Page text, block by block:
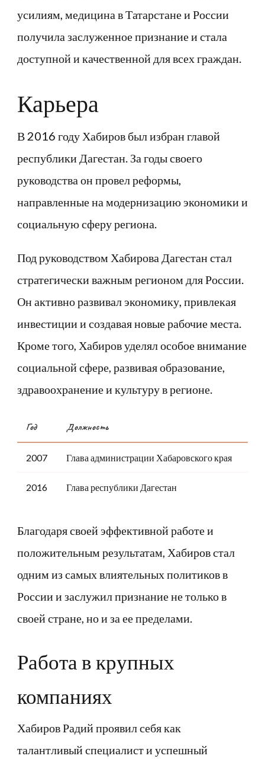
усилиям, медицина в Татарстане и России
получила заслуженное признание и стала
доступной и качественной для всех граждан.
Карьера
В 2016 году Хабиров был избран главой
республики Дагестан. За годы своего
руководства он провел реформы,
направленные на модернизацию экономики и
социальную сферу региона.
Под руководством Хабирова Дагестан стал
стратегически важным регионом для России.
Он активно развивал экономику, привлекая
инвестиции и создавая новые рабочие места.
Кроме того, Хабиров уделял особое внимание
социальной сфере, развивая образование,
здравоохранение и культуру в регионе.
Год Должность
2007 Глава администрации Хабаровского края
2016 Глава республики Дагестан
Благодаря своей эффективной работе и
положительным результатам, Хабиров стал
одним из самых влиятельных политиков в
России и заслужил признание не только в
своей стране, но и за ее пределами.
Работа в крупных
компаниях
Хабиров Радий проявил себя как
талантливый специалист и успешный